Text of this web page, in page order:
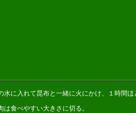
水に入れて昆布と一緒に火にかけ、１時間
は食べやすい大きさに切る。